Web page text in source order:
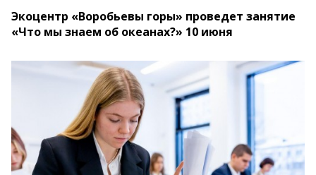
Экоцентр «Воробьевы горы» проведет занятие
«Что мы знаем об океанах?» 10 июня